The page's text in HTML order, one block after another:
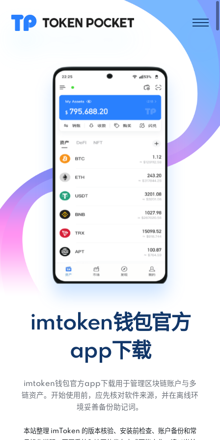
imtoken钱包官方
app下载
imtoken钱包官方app下载用于管理区块链账户与多
链资产。开始使用前，应先核对软件来源，并在离线环
境妥善备份助记词。
本站整理 imToken 的版本核验、安装前检查、账户备份和常